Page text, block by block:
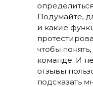
Подумайте,
и какие
чтобы
команде. И
отзывы
подсказать